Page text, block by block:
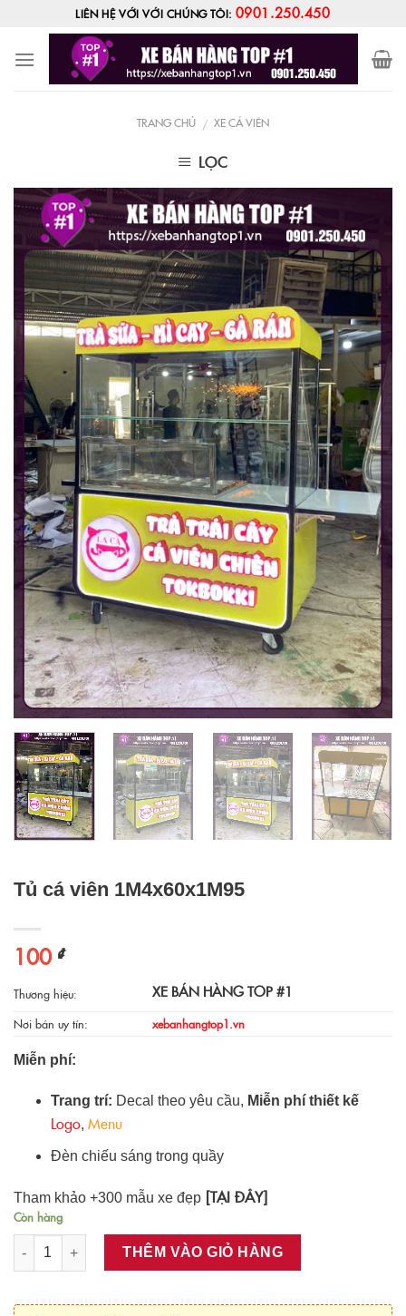
content
LIÊN HỆ VỚI VỚI CHÚNG TÔI: 0901.250.450
TRANG CHỦ / XE CÁ VIÊN
LỌC
Tủ cá viên 1M4x60x1M95
100 ₫
Thương hiệu: XE BÁN HÀNG TOP #1
Nơi bán uy tín: xebanhangtop1.vn
Miễn phí:
Trang trí: Decal theo yêu cầu, Miễn phí thiết kế
Logo, Menu
Đèn chiếu sáng trong quầy
Tham khảo +300 mẫu xe đẹp [TẠI ĐÂY]
Còn hàng
Số lượng
THÊM VÀO GIỎ HÀNG